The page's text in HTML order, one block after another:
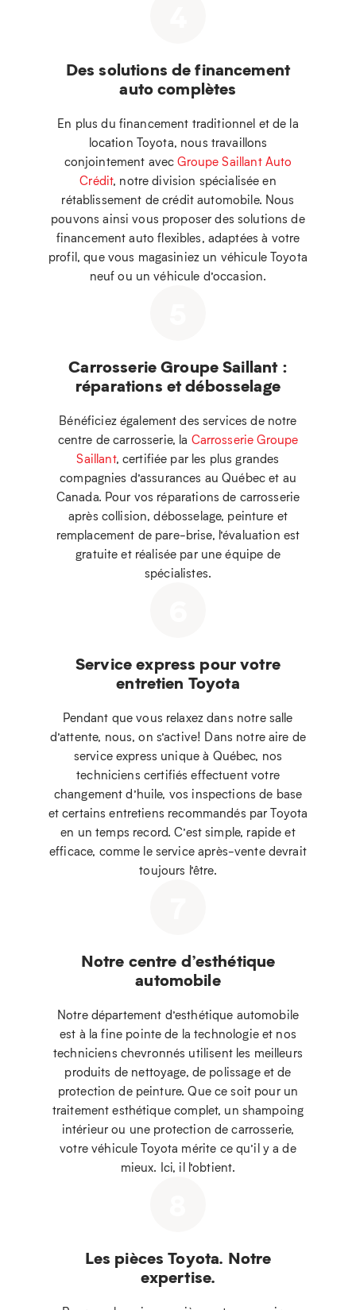
Des solutions de financement
auto complètes
En plus du financement traditionnel et de la
location Toyota, nous travaillons
conjointement avecGroupe Saillant Auto
Crédit, notre division spécialisée en
rétablissement de crédit automobile. Nous
pouvons ainsi vous proposer des solutions de
financement auto flexibles, adaptées à votre
profil, que vous magasiniez un véhicule Toyota
neuf ou un véhicule d’occasion.
Carrosserie Groupe Saillant :
réparations et débosselage
Bénéficiez également des services de notre
centre de carrosserie, la Carrosserie Groupe
Saillant, certifiée par les plus grandes
compagnies d’assurances au Québec et au
Canada. Pour vos réparations de carrosserie
après collision, débosselage, peinture et
remplacement de pare-brise, l’évaluation est
gratuite et réalisée par une équipe de
spécialistes.
Service express pour votre
entretien Toyota
Pendant que vous relaxez dans notre salle
d’attente, nous, on s’active! Dans notre aire de
service express unique à Québec, nos
techniciens certifiés effectuent votre
changement d’huile, vos inspections de base
et certains entretiens recommandés par Toyota
en un temps record. C’est simple, rapide et
efficace, comme le service après-vente devrait
toujours l’être.
Notre centre d’esthétique
automobile
Notre département d’esthétique automobile
est à la fine pointe de la technologie et nos
techniciens chevronnés utilisent les meilleurs
produits de nettoyage, de polissage et de
protection de peinture. Que ce soit pour un
traitement esthétique complet, un shampoing
intérieur ou une protection de carrosserie,
votre véhicule Toyota mérite ce qu’il y a de
mieux. Ici, il l’obtient.
Les pièces Toyota. Notre
expertise.